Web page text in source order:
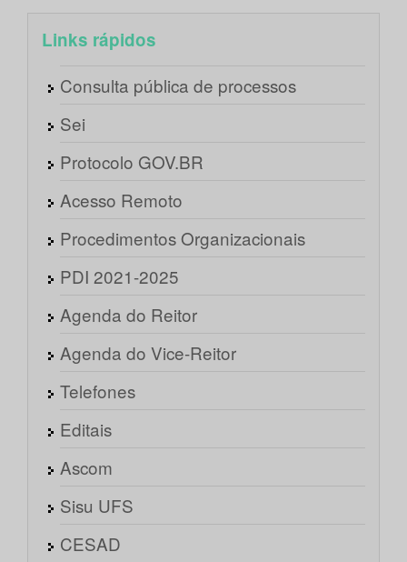
Links rápidos
Consulta pública de processos
Sei
Protocolo GOV.BR
Acesso Remoto
Procedimentos Organizacionais
PDI 2021-2025
Agenda do Reitor
Agenda do Vice-Reitor
Telefones
Editais
Ascom
Sisu UFS
CESAD